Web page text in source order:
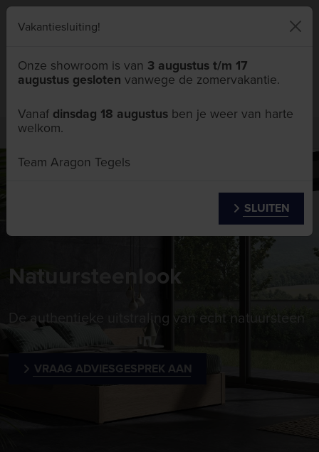
Tegelhandel
Natuursteenlook
De authentieke uitstraling van echt natuursteen
VRAAG ADVIESGESPREK AAN
Vakantiesluiting!
Onze showroom is van 3 augustus t/m 17
augustus gesloten vanwege de zomervakantie.
Vanaf dinsdag 18 augustus ben je weer van harte
welkom.
Team Aragon Tegels
SLUITEN